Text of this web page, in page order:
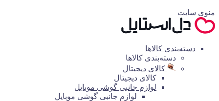
منوی سایت
دسته‌بندی کالاها
دسته‌بندی کالاها
کالای دیجیتال
کالای دیجیتال
لوازم جانبی گوشی موبایل
لوازم جانبی گوشی موبایل